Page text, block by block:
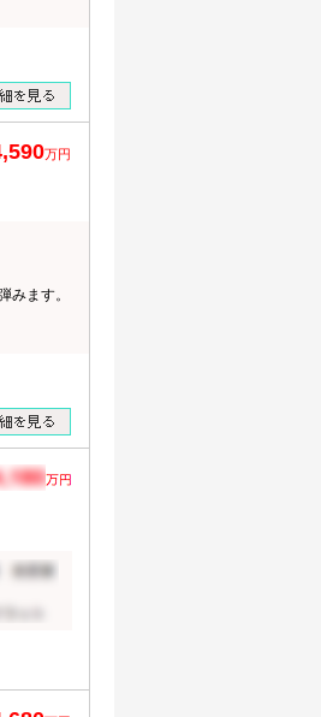
万円
みます。